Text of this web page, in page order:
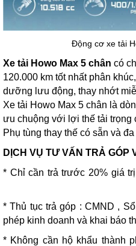
Động cơ xe tải
Xe tải Howo Max 5 chân có
120.000 km tốt nhất phân
dưỡng lưu động, thay nhớt
Xe tải Howo Max 5 chân là
ưu chuộng với lợi thế tải trọng
Phụ tùng thay thế có sẵn và
DỊCH VỤ TƯ VẤN TRẢ GÓP
* Chỉ cần trả trước 20% giá
* Thủ tục trả góp : CMND ,
phép kinh doanh và khai báo
* Không cần hộ khẩu thành